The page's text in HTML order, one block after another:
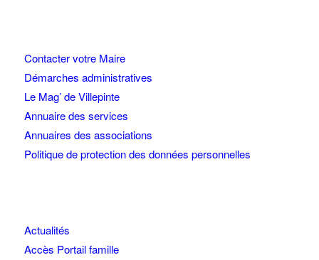
Contacter votre Maire
Démarches administratives
Le Mag’ de Villepinte
Annuaire des services
Annuaires des associations
Politique de protection des données personnelles
Actualités
Accès Portail famille